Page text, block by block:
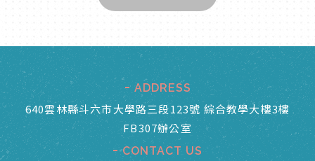
ADDRESS
640雲林縣斗六市大學路三段123號 綜合教學大樓3樓
FB307辦公室
CONTACT US